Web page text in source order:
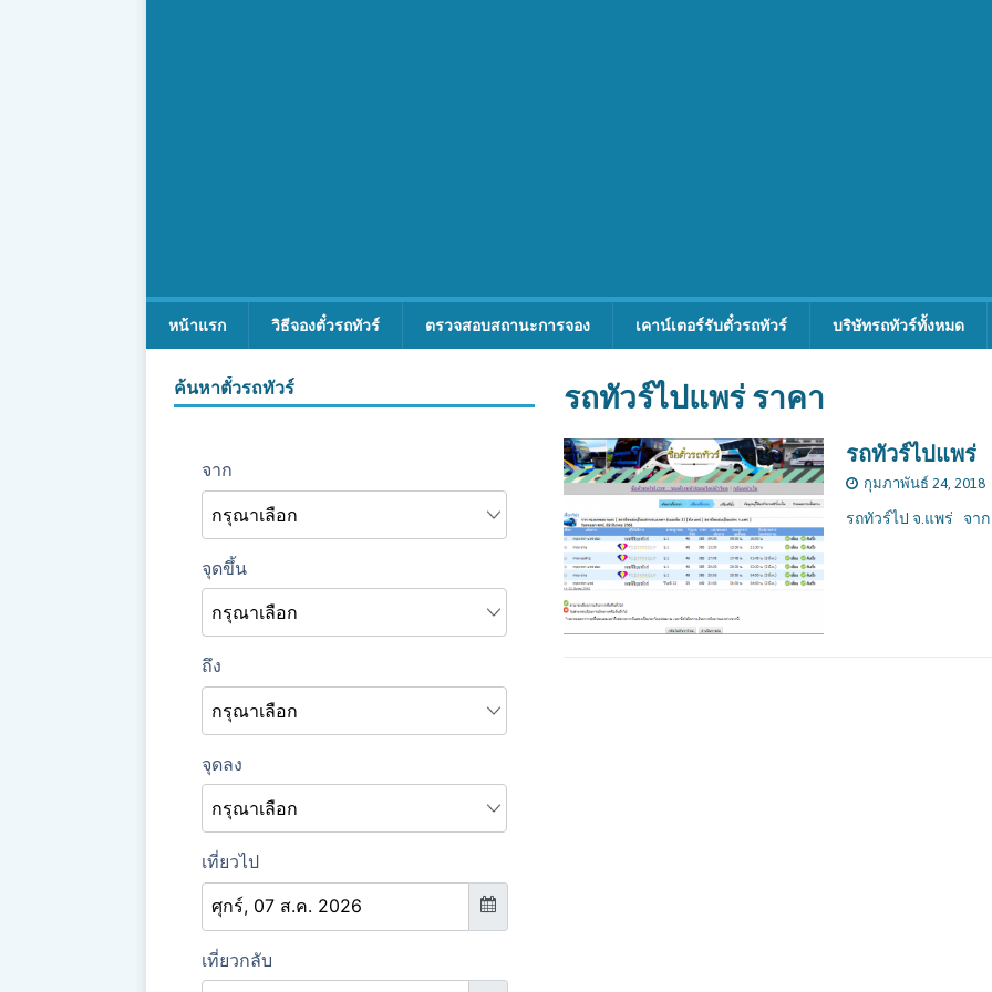
หน้าแรก วิธีจองตั๋วรถทัวร์ ตรวจสอบสถานะการจอง เคาน์เตอร์รับตั๋วรถทัวร์ บริษัทรถทัวร์ทั้งหมด
รถทัวร์ไปแพร่ ราคา
รถทัวร์ไปแพร่
กุมภาพันธ์ 24, 2018
รถทัวร์ไป จ.แพร่ จา
ค้นหาตั๋วรถทัวร์